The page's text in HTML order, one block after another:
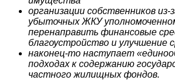
организации собственников из-
убыточных ЖКУ
перенаправить финансовые
благоустройство и улучшение
наконец-то наступает
подходах к содержанию
частного жилищных фондов.